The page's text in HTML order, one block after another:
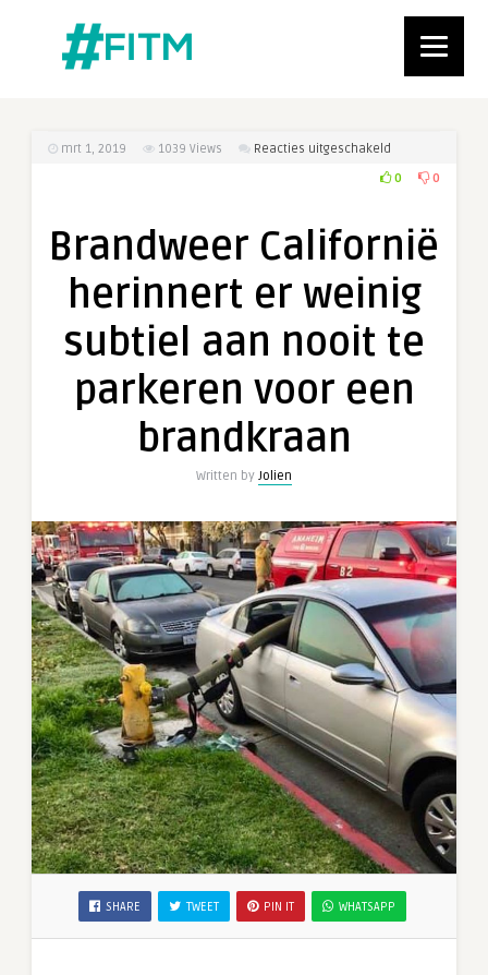
mrt 1, 2019 1039 Views Reacties uitgeschakeld
Brandweer
er
subtiel
aan
nooit
parkeren
0 0
Brandweer Californië
herinnert er weinig
subtiel aan nooit te
parkeren voor een
brandkraan
Written by Jolien
SHARE TWEET PIN IT WHATSAPP